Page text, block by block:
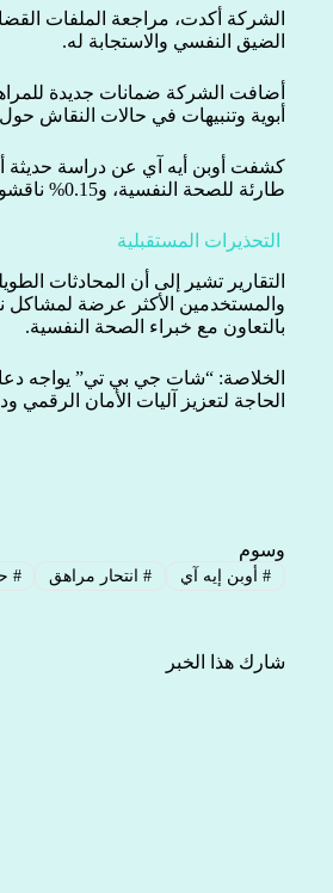
الشركة أكدت، مراجعة الملفات
الضيق النفسي والاستجابة له.
أضافت الشركة ضمانات جديدة
أبوية وتنبيهات في حالات النقاش حول
طارئة للصحة النفسية، و0.15% ناقشوا موضوعات مرتبطة بالانتحار.
التحذيرات المستقبلية
التقارير تشير إلى أن المحادثات
والمستخدمين الأكثر عرضة لمشاكل
بالتعاون مع خبراء الصحة النفسية.
الخلاصة: “شات جي بي تي” يواجه
الحاجة لتعزيز آليات الأمان
وسوم
#أوبن إيه آي #انتحار مراهق #
شارك هذا الخبر